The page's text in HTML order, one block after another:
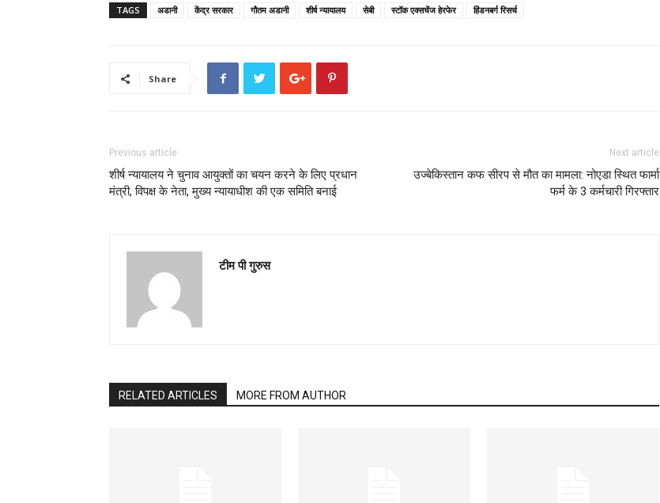
TAGS अडानी केंद्र सरकार गौतम अडानी शीर्ष न्यायालय सेबी स्टॉक एक्सचेंज हेरफेर हिंडनबर्ग रिसर्च
Share
Previous article
शीर्ष न्यायालय ने चुनाव आयुक्तों का चयन करने के लिए प्रधान
मंत्री, विपक्ष के नेता, मुख्य न्यायाधीश की एक समिति बनाई
Next article
उज्बेकिस्तान कफ सीरप से मौत का मामला: नोएडा स्थित फार्मा
फर्म के 3 कर्मचारी गिरफ्तार
टीम पी गुरुस
RELATED ARTICLES MORE FROM AUTHOR